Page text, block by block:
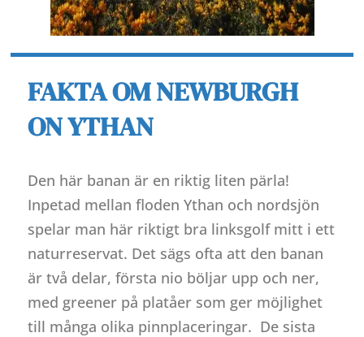
FAKTA OM NEWBURGH
ON YTHAN
Den här banan är en riktig liten pärla!
Inpetad mellan floden Ythan och nordsjön
spelar man här riktigt bra linksgolf mitt i ett
naturreservat. Det sägs ofta att den banan
är två delar, första nio böljar upp och ner,
med greener på platåer som ger möjlighet
till många olika pinnplaceringar. De sista